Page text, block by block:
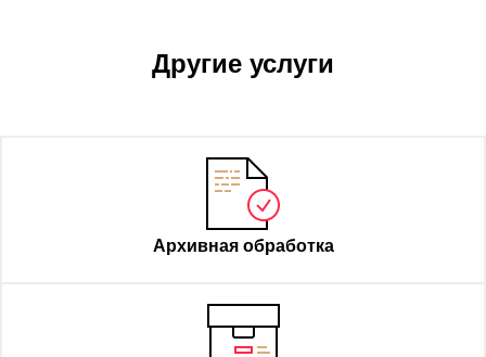
Другие услуги
Архивная обработка